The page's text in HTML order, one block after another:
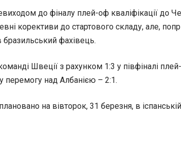
до фіналу плей-оф кваліфікації до
корективи до стартового складу, але,
бразильський фахівець.
Швеції з рахунком 1:3 у півфіналі
перемогу над Албанією – 2:1.
на вівторок, 31 березня, в